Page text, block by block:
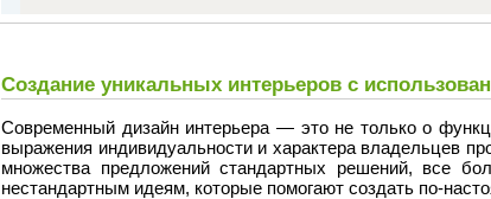
Создание уникальных интерьеров с
Современный дизайн интерьера — это не только о
выражения индивидуальности и характера владельцев
множества предложений стандартных решений, все
нестандартным идеям, которые помогают создать по-